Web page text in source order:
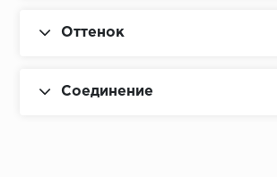
Оттенок
Соединение